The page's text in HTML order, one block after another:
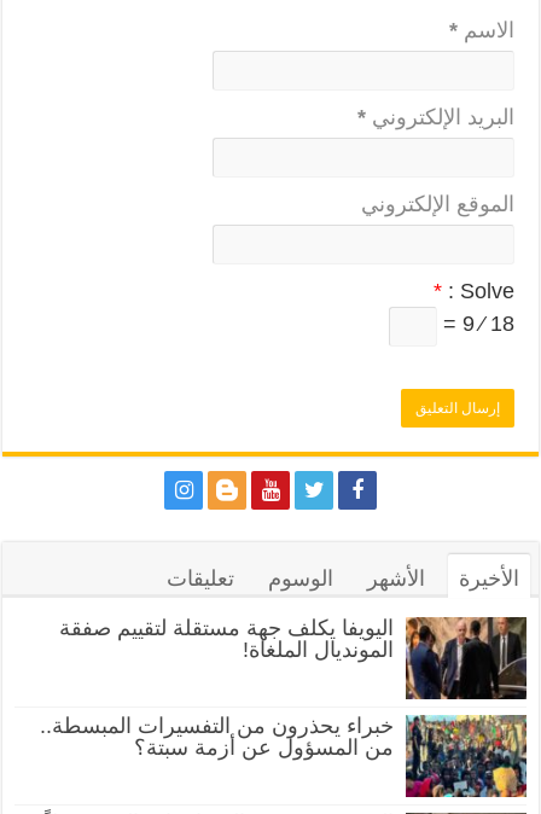
الاسم *
البريد الإلكتروني *
الموقع الإلكتروني
Solve :
*
18 ⁄ 9 =
الأخيرة الأشهر الوسوم تعليقات
اليويفا يكلف جهة مستقلة لتقييم صفقة
المونديال الملغاة!
خبراء يحذرون من التفسيرات المبسطة..
من المسؤول عن أزمة سبتة؟